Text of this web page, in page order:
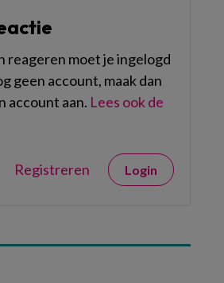
reageren moet je ingelogd
geen account, maak dan
account aan. Lees ook de
Registreren Login